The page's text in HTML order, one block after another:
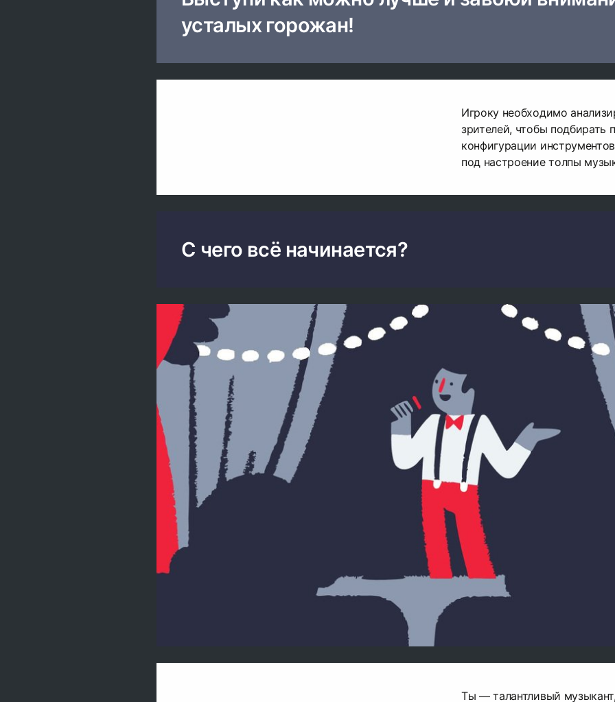
усталых горожан!
Игроку необходимо
зрителей, чтобы подбирать
конфигурации
под настроение толпы
С чего всё начинается?
Ты — талантливый